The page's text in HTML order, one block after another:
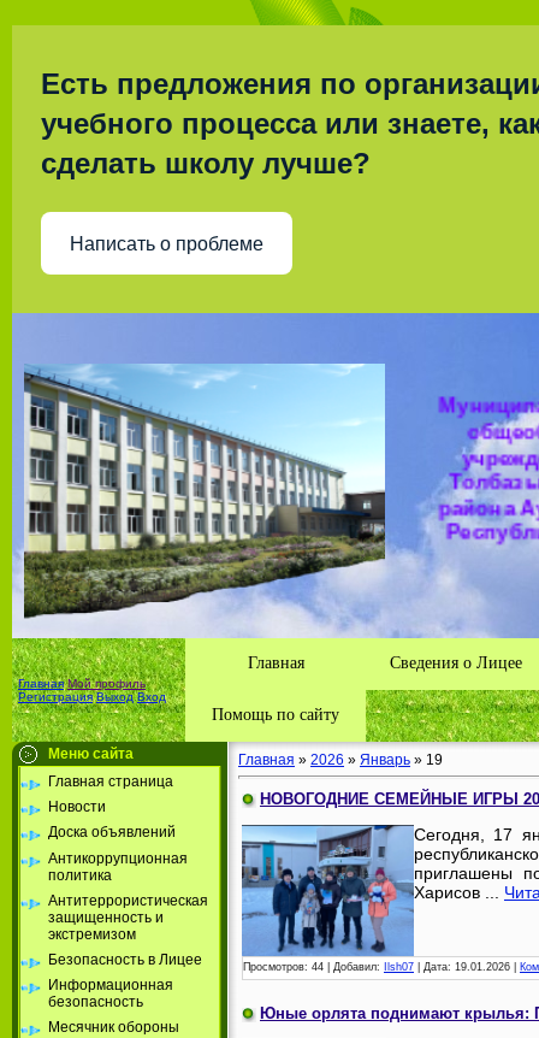
Есть предложения по
учебного процесса или знаете,
сделать школу лучше?
Написать о проблеме
района
Главная Мой профиль
Регистрация Выход Вход
Главная Сведения о Лицее
Помощь по сайту
Меню сайта
Главная страница
Новости
Доска объявлений
Антикоррупционная
политика
Антитеррористическая
защищенность и
экстремизом
Безопасность в Лицее
Информационная
безопасность
Месячник обороны
Главная » 2026 » Январь » 19
НОВОГОДНИЕ СЕМЕЙНЫЕ ИГРЫ
Сегодня, 17
приглашены
Харисов
Просмотров: 44 Добавил: Ilsh07 Дата: 19.01.2026
Юные орлята поднимают крылья: